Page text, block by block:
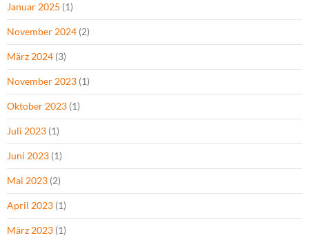
Januar 2025 (1)
November 2024 (2)
März 2024 (3)
November 2023 (1)
Oktober 2023 (1)
Juli 2023 (1)
Juni 2023 (1)
Mai 2023 (2)
April 2023 (1)
März 2023 (1)